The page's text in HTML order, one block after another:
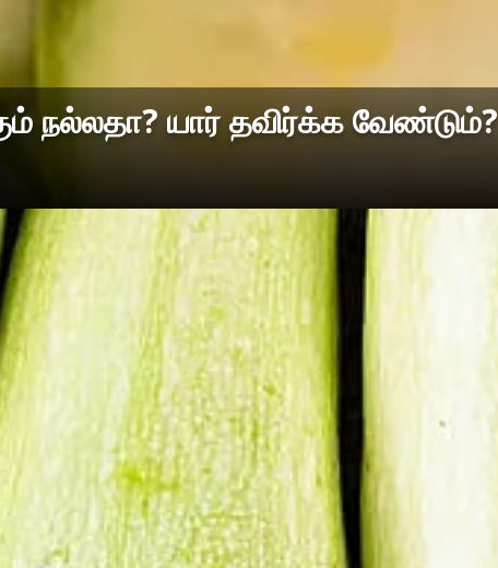
நல்லதா? யார் தவிர்க்க வேண்டும்?